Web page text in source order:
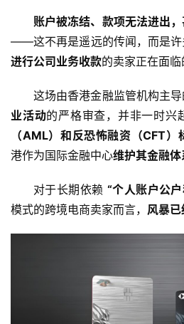
账户被冻结、款项无法进出
——这不再是遥远的传闻，而是许
进行公司业务收款的卖家正在面临
这场由香港金融监管机构主
业活动的严格审查，并非一时兴
（AML）和反恐怖融资（CFT）
港作为国际金融中心维护其金融
对于长期依赖 “个人账户公
模式的跨境电商卖家而言， 风暴